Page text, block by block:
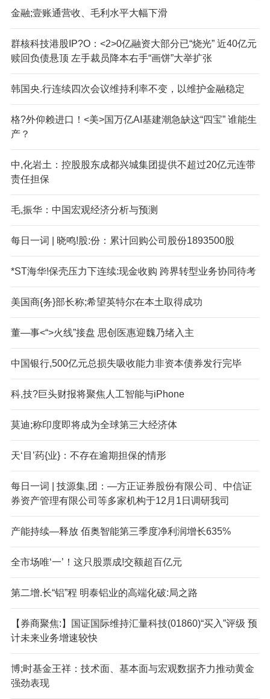
金融;壹账通营收、毛利水平大幅下滑
群核科技港股IP?O：<2>0亿融资大部分已“烧光” 近40亿元
赎回负债悬顶 左手裁员降本右手“画饼”大举扩张
韩国央.行连续四次会议维持利率不变，以维护金融稳定
格?外仰赖进口！<美>国万亿AI基建潮急缺这“四宝” 谁能生
产？
中,化岩土：控股股东成都兴城集团提供不超过20亿元连带
责任担保
毛,振华：中国宏观经济分析与预测
每日一词 | 晓鸣!股:份：累计回购公司股份1893500股
*ST海华!保壳压力下连续:现金收购 跨界转型业务协同待考
美国商{务}部长称;希望英特尔在本土取得成功
董—事<“>火线”接盘 思创医惠迎魏乃绪入主
中国银行,500亿元总损失吸收能力非资本债券发行完毕
科,技?巨头财报将聚焦人工智能与iPhone
莫迪;称印度即将成为全球第三大经济体
天‘目’药{业}：不存在逾期担保的情形
每日一词 | 技源集,团：—方正证券股份有限公司、中信证
券资产管理有限公司等多家机构于12月1日调研我司
产能持续—释放 佰奥智能第三季度净利润增长635%
全市场唯‘一’！这只股票成!交额超百亿元
第二增.长“铝”程 明泰铝业的高端化破:局之路
【券商聚焦:】国证国际维持汇量科技(01860)“买入”评级 预
计未来业务增速较快
博;时基金王祥：技术面、基本面与宏观数据齐力推动黄金
强劲表现